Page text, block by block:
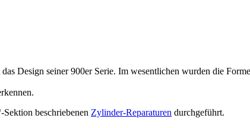
Design seiner 900er Serie. Im wesentlichen wurden die
beschriebenen Zylinder-Reparaturen durchgeführt.